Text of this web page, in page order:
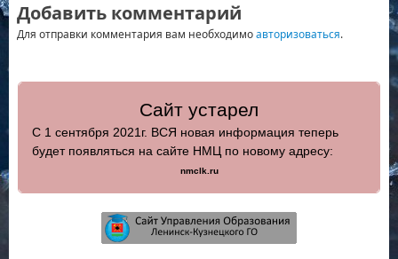
Добавить комментарий
Для отправки комментария вам необходимоавторизоваться.
Сайт устарел
С 1 сентября 2021г. ВСЯ новая информация теперь
будет появляться на сайте НМЦ по новому адресу:
nmclk.ru